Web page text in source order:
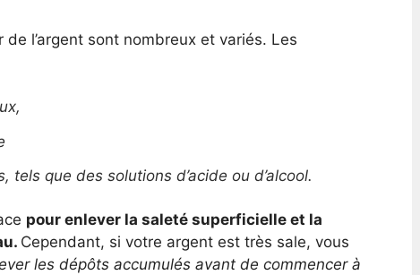
l’argent sont nombreux et variés. Les
tels que des solutions d’acide ou d’alcool.
pour enlever la saleté superficielle et la
Cependant, si votre argent est très sale, vous
les dépôts accumulés avant de commencer à